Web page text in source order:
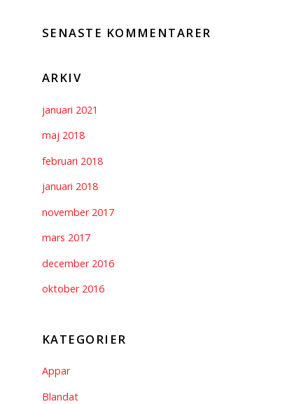
SENASTE KOMMENTARER
ARKIV
januari 2021
maj 2018
februari 2018
januari 2018
november 2017
mars 2017
december 2016
oktober 2016
KATEGORIER
Appar
Blandat